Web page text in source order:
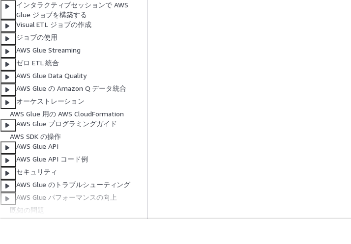
インタラクティブセッションで AWS
Glue ジョブを構築する
Visual ETL ジョブの作成
ジョブの使用
AWS Glue Streaming
ゼロ ETL 統合
AWS Glue Data Quality
AWS Glue の Amazon Q データ統合
オーケストレーション
AWS Glue 用の AWS CloudFormation
AWS Glue プログラミングガイド
AWS SDK の操作
AWS Glue API
AWS Glue API コード例
セキュリティ
AWS Glue のトラブルシューティング
AWS Glue パフォーマンスの向上
既知の問題
ドキュメント履歴